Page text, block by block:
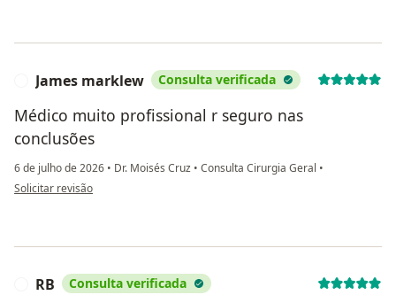
James marklew Consulta verificada
Médico muito profissional r seguro nas
conclusões
6 de julho de 2026 • Dr. Moisés Cruz • Consulta Cirurgia Geral •
na opinião do utilizador James marklew
Solicitar revisão
RB Consulta verificada